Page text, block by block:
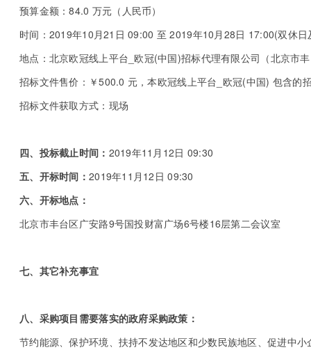
预算金额：84.0 万元（人民币）
时间：2019年10月21日 09:00 至 2019年10月28日 17:00(双休日
地点：北京欧冠线上平台_欧冠(中国)招标代理有限公司（北京市
招标文件售价：￥500.0 元，本欧冠线上平台_欧冠(中国) 包含的
招标文件获取方式：现场
四、投标截止时间： 2019年11月12日 09:30
五、开标时间： 2019年11月12日 09:30
六、开标地点：
北京市丰台区广安路9号国投财富广场6号楼16层第二会议室
七、其它补充事宜
八、采购项目需要落实的政府采购政策：
节约能源、保护环境、扶持不发达地区和少数民族地区、促进中